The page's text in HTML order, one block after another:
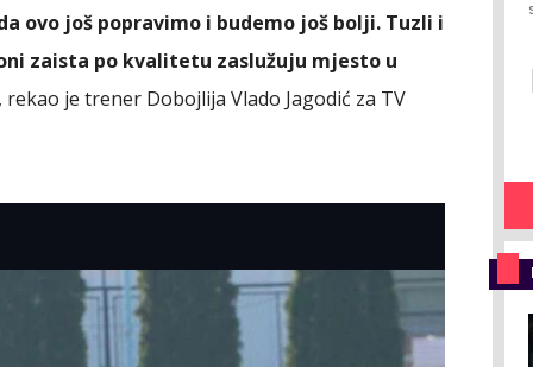
ovo još popravimo i budemo još bolji. Tuzli i
zaista po kvalitetu zaslužuju mjesto u
rekao je trener Dobojlija Vlado Jagodić za TV